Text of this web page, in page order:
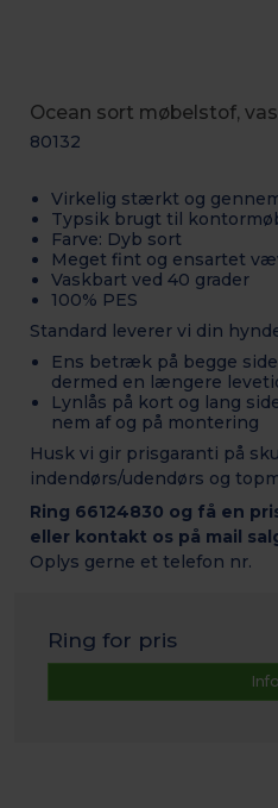
Ocean sort møbelstof,
80132
Virkelig stærkt og
Typsik brugt til
Farve: Dyb sort
Meget fint og ensartet
Vaskbart ved 40 grader
100% PES
Standard leverer vi din
Ens betræk på begge
dermed en længere
Lynlås på kort og lang
nem af og på montering
Husk vi gir prisgaranti på
indendørs/udendørs og
Ring 66124830 og få en
eller kontakt os på mail
Oplys gerne et telefon nr.
Ring for pris
Info